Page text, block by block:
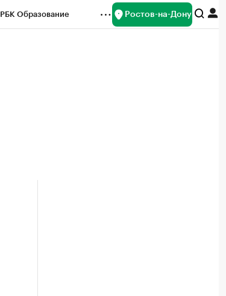
РБК Образование Ростов-на-Дону